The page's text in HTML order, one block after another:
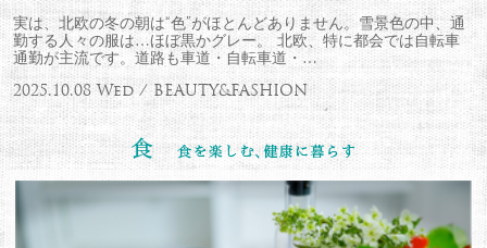
実は、北欧の冬の朝は“色”がほとんどありません。雪景色の中、通
勤する人々の服は…ほぼ黒かグレー。 北欧、特に都会では自転車
通勤が主流です。道路も車道・自転車道・…
2025.10.08 Wed / BEAUTY&FASHION